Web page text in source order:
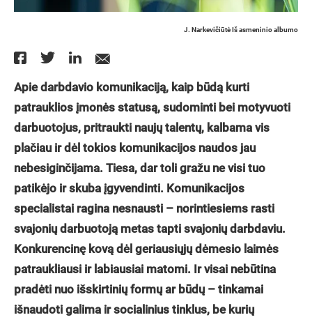
J. Narkevičiūtė Iš asmeninio albumo
Apie darbdavio komunikaciją, kaip būdą kurti
patrauklios įmonės statusą, sudominti bei motyvuoti
darbuotojus, pritraukti naujų talentų, kalbama vis
plačiau ir dėl tokios komunikacijos naudos jau
nebesiginčijama. Tiesa, dar toli gražu ne visi tuo
patikėjo ir skuba įgyvendinti. Komunikacijos
specialistai ragina nesnausti – norintiesiems rasti
svajonių darbuotoją metas tapti svajonių darbdaviu.
Konkurencinę kovą dėl geriausiųjų dėmesio laimės
patraukliausi ir labiausiai matomi. Ir visai nebūtina
pradėti nuo išskirtinių formų ar būdų – tinkamai
išnaudoti galima ir socialinius tinklus, be kurių